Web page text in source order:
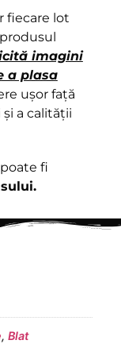
fiecare lot
imagini
a plasa
ușor față
a calității
fi
, Blat